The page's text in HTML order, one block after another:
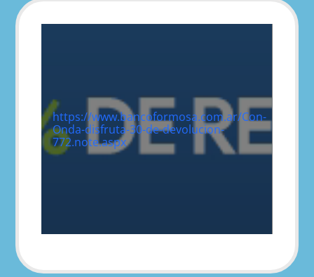
https://www.bancoformosa.com.ar/Con-
Onda-disfruta-30-de-devolucion-
772.note.aspx